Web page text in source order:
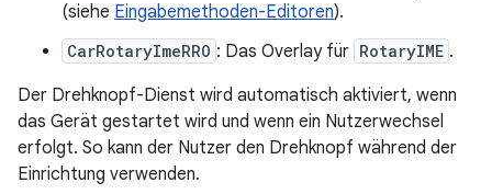
(siehe Eingabemethoden-Editoren).
CarRotaryImeRRO : Das Overlay für RotaryIME .
Der Drehknopf-Dienst wird automatisch aktiviert, wenn
das Gerät gestartet wird und wenn ein Nutzerwechsel
erfolgt. So kann der Nutzer den Drehknopf während der
Einrichtung verwenden.